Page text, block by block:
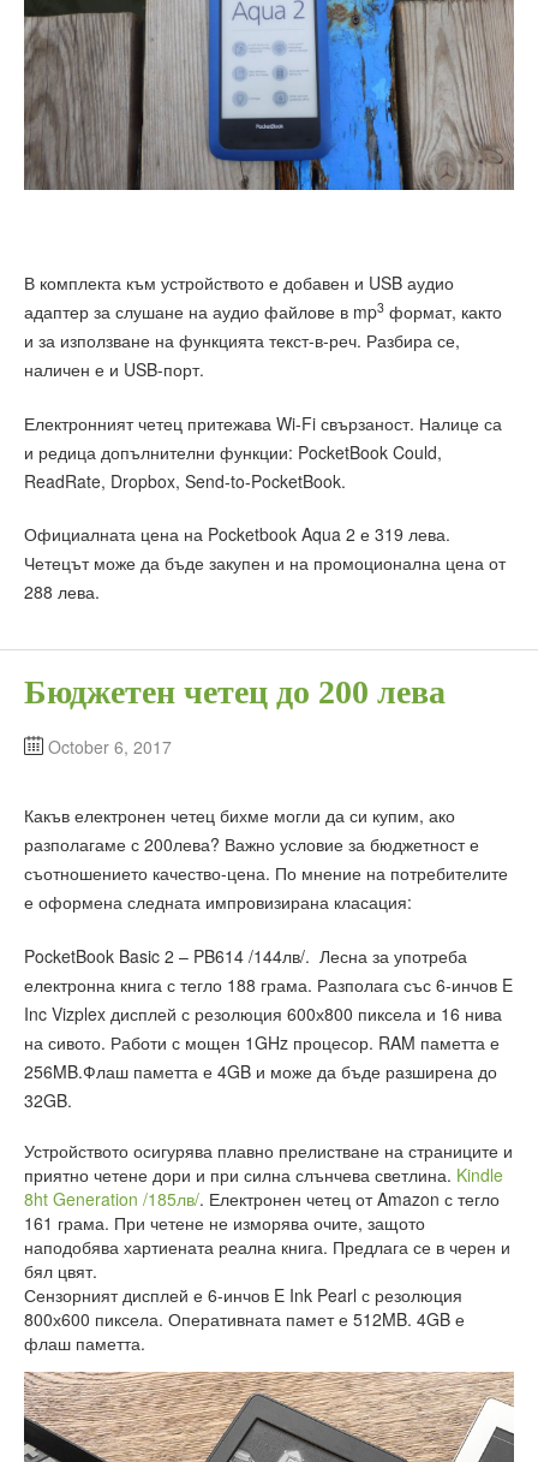
В комплекта към устройството е добавен и USB аудио
адаптер за слушане на аудио файлове в mp3 формат, както
и за използване на функцията текст-в-реч. Разбира се,
наличен е и USB-порт.
Електронният четец притежава Wi-Fi свързаност. Налице са
и редица допълнителни функции: PocketBook Could,
ReadRate, Dropbox, Send-to-PocketBook.
Официалната цена на Pocketbook Aqua 2 е 319 лева.
Четецът може да бъде закупен и на промоционална цена от
288 лева.
Бюджетен четец до 200 лева
October 6, 2017
Какъв електронен четец бихме могли да си купим, ако
разполагаме с 200лева? Важно условие за бюджетност е
съотношението качество-цена. По мнение на потребителите
е оформена следната импровизирана класация:
PocketBook Basic 2 – PB614 /144лв/. Лесна за употреба
електронна книга с тегло 188 грама. Разполага със 6-инчов E
Inc Vizplex дисплей с резолюция 600х800 пиксела и 16 нива
на сивото. Работи с мощен 1GHz процесор. RAM паметта е
256MB.Флаш паметта е 4GB и може да бъде разширена до
32GB.
Устройството осигурява плавно прелистване на страниците и
приятно четене дори и при силна слънчева светлина. Kindle
8ht Generation /185лв/. Електронен четец от Amazon с тегло
161 грама. При четене не изморява очите, защото
наподобява хартиената реална книга. Предлага се в черен и
бял цвят.
Сензорният дисплей е 6-инчов E Ink Pearl с резолюция
800х600 пиксела. Оперативната памет е 512MB. 4GB е
флаш паметта.